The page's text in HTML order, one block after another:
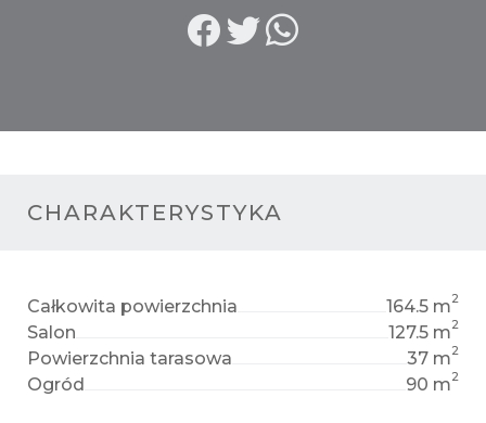
CHARAKTERYSTYKA
Całkowita powierzchnia 164.5 m2
Salon 127.5 m2
Powierzchnia tarasowa 37 m2
Ogród 90 m2